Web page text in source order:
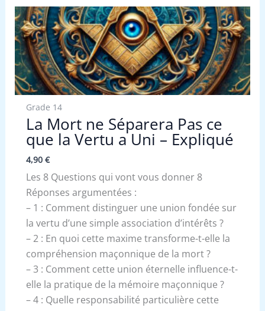
Grade 14
La Mort ne Séparera Pas ce
que la Vertu a Uni – Expliqué
4,90 €
Les 8 Questions qui vont vous donner 8
Réponses argumentées :
– 1 : Comment distinguer une union fondée sur
la vertu d’une simple association d’intérêts ?
– 2 : En quoi cette maxime transforme-t-elle la
compréhension maçonnique de la mort ?
– 3 : Comment cette union éternelle influence-t-
elle la pratique de la mémoire maçonnique ?
– 4 : Quelle responsabilité particulière cette